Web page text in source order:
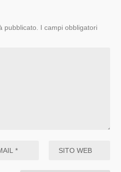
pubblicato.
I campi obbligatori